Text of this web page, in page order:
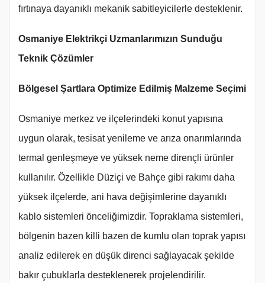
fırtınaya dayanıklı mekanik sabitleyicilerle desteklenir.
Osmaniye Elektrikçi Uzmanlarımızın Sunduğu
Teknik Çözümler
Bölgesel Şartlara Optimize Edilmiş Malzeme Seçimi
Osmaniye merkez ve ilçelerindeki konut yapısına
uygun olarak, tesisat yenileme ve arıza onarımlarında
termal genleşmeye ve yüksek neme dirençli ürünler
kullanılır. Özellikle Düziçi ve Bahçe gibi rakımı daha
yüksek ilçelerde, ani hava değişimlerine dayanıklı
kablo sistemleri önceliğimizdir. Topraklama sistemleri,
bölgenin bazen killi bazen de kumlu olan toprak yapısı
analiz edilerek en düşük direnci sağlayacak şekilde
bakır çubuklarla desteklenerek projelendirilir.